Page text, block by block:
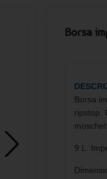
Borsa
Borsa
ripstop.
9 L.